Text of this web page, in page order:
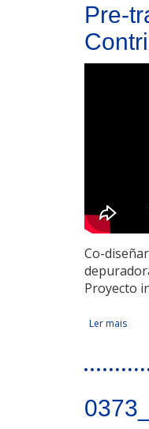
Pre-
Co-
Proyecto
Ler mais